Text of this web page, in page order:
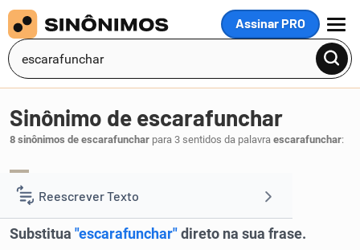
Assinar PRO
MENU
Reescrever Texto
Resumir Texto
Sinônimo de escarafunchar
8 sinônimos de escarafunchar para 3 sentidos da palavra escarafunchar: